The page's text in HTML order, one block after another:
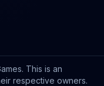
This is an
respective owners.